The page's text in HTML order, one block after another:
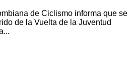
de Ciclismo informa que se
de la Vuelta de la Juventud